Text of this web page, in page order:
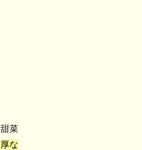
菜
な